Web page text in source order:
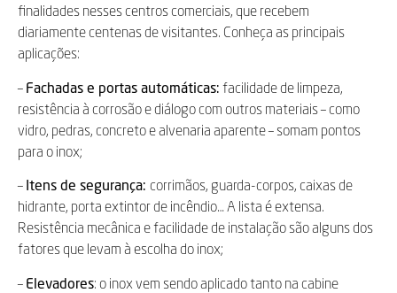
finalidades nesses centros comerciais, que recebem
diariamente centenas de visitantes. Conheça as principais
aplicações:
– Fachadas e portas automáticas: facilidade de limpeza,
resistência à corrosão e diálogo com outros materiais – como
vidro, pedras, concreto e alvenaria aparente – somam pontos
para o inox;
– Itens de segurança: corrimãos, guarda-corpos, caixas de
hidrante, porta extintor de incêndio… A lista é extensa.
Resistência mecânica e facilidade de instalação são alguns dos
fatores que levam à escolha do inox;
– Elevadores: o inox vem sendo aplicado tanto na cabine